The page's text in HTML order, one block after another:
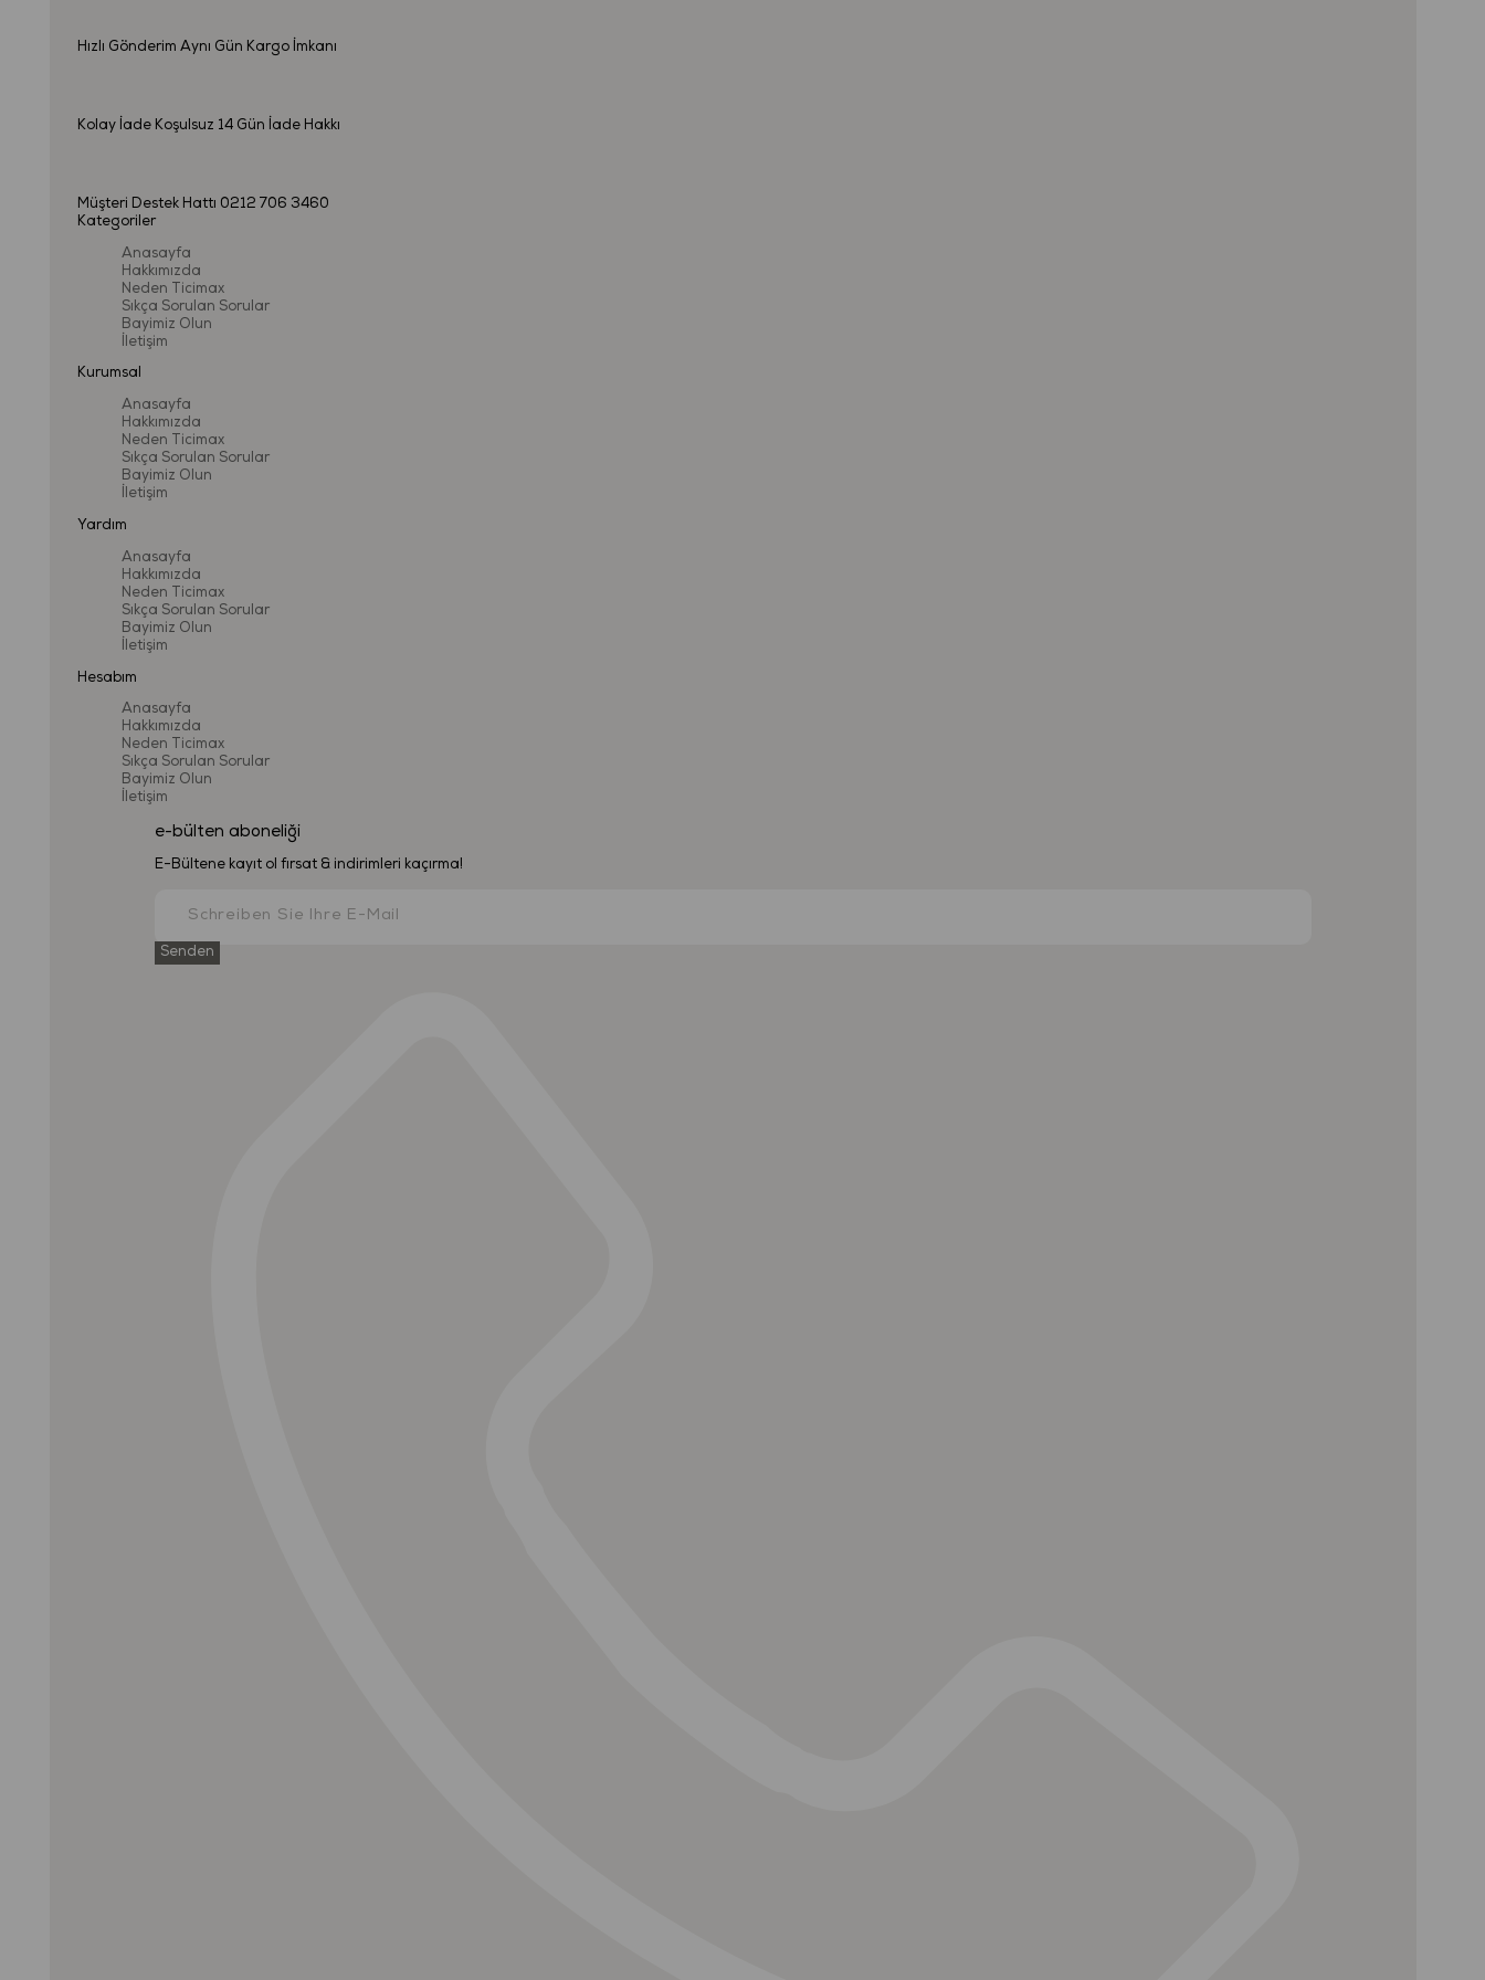
Hızlı Gönderim Aynı Gün Kargo İmkanı
Kolay İade Koşulsuz 14 Gün İade Hakkı
Müşteri Destek Hattı 0212 706 3460
Kategoriler
Anasayfa
Hakkımızda
Neden Ticimax
Sıkça Sorulan Sorular
Bayimiz Olun
İletişim
Kurumsal
Anasayfa
Hakkımızda
Neden Ticimax
Sıkça Sorulan Sorular
Bayimiz Olun
İletişim
Yardım
Anasayfa
Hakkımızda
Neden Ticimax
Sıkça Sorulan Sorular
Bayimiz Olun
İletişim
Hesabım
Anasayfa
Hakkımızda
Neden Ticimax
Sıkça Sorulan Sorular
Bayimiz Olun
İletişim
e-bülten aboneliği
E-Bültene kayıt ol fırsat & indirimleri kaçırma!
Senden